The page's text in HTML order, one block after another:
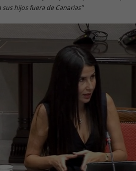
hijos fuera de Canarias”